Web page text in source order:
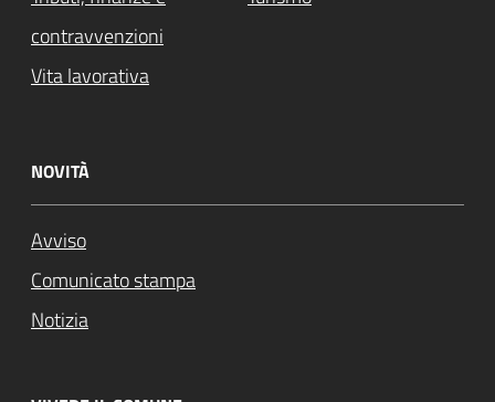
contravvenzioni
Vita lavorativa
NOVITÀ
Avviso
Comunicato stampa
Notizia